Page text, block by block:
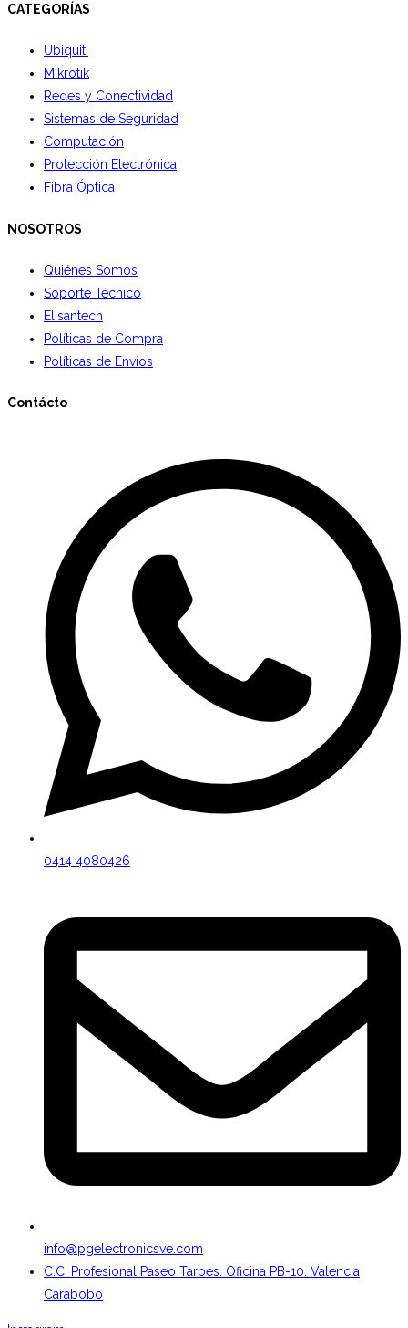
CATEGORÍAS
Ubiquiti
Mikrotik
Redes y Conectividad
Sistemas de Seguridad
Computación
Protección Electrónica
Fibra Óptica
NOSOTROS
Quiénes Somos
Soporte Técnico
Elisantech
Políticas de Compra
Políticas de Envíos
Contácto
0414 4080426
info@pgelectronicsve.com
C.C. Profesional Paseo Tarbes. Oficina PB-10. Valencia
Carabobo